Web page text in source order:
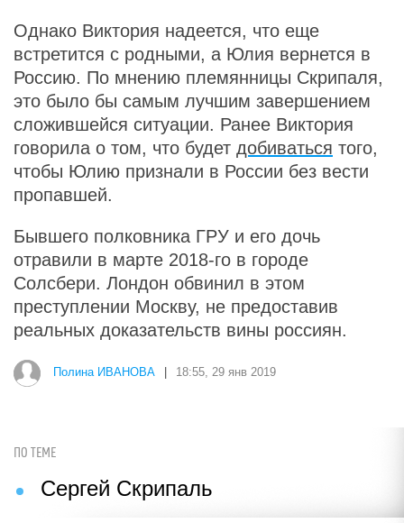
Однако Виктория надеется, что еще
встретится с родными, а Юлия вернется в
Россию. По мнению племянницы Скрипаля,
это было бы самым лучшим завершением
сложившейся ситуации. Ранее Виктория
говорила о том, что будет добиваться того,
чтобы Юлию признали в России без вести
пропавшей.
Бывшего полковника ГРУ и его дочь
отравили в марте 2018-го в городе
Солсбери. Лондон обвинил в этом
преступлении Москву, не предоставив
реальных доказательств вины россиян.
Полина ИВАНОВА 18:55, 29 янв 2019
ПО ТЕМЕ
Сергей Скрипаль